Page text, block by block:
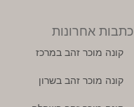
כתבות אחרונות
קונה מוכר זהב במרכז
קונה מוכר זהב בשרון